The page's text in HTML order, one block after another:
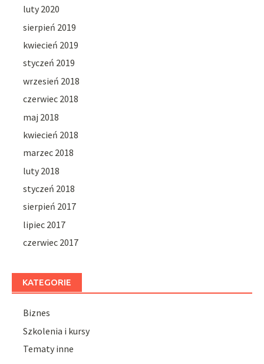
luty 2020
sierpień 2019
kwiecień 2019
styczeń 2019
wrzesień 2018
czerwiec 2018
maj 2018
kwiecień 2018
marzec 2018
luty 2018
styczeń 2018
sierpień 2017
lipiec 2017
czerwiec 2017
KATEGORIE
Biznes
Szkolenia i kursy
Tematy inne